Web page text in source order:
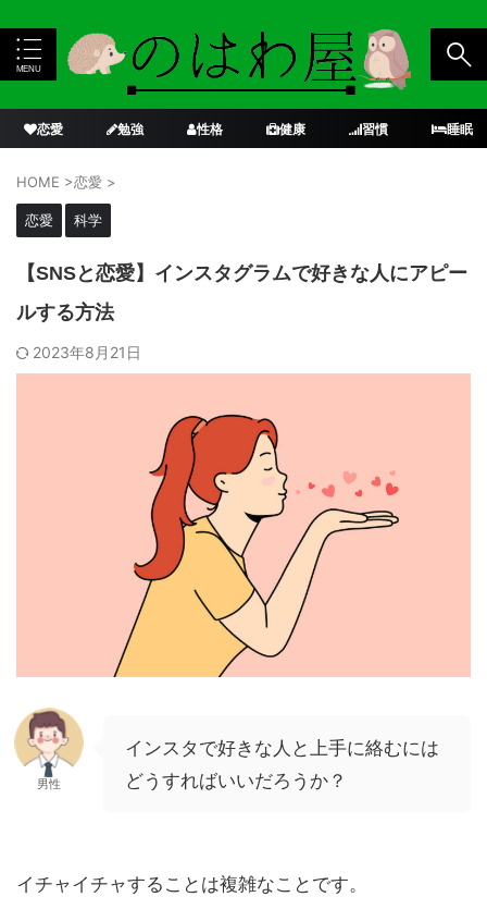
恋愛 勉強 性格 健康 習慣 睡眠
HOME >恋愛 >
恋愛 科学
【SNSと恋愛】インスタグラムで好きな人にアピー
ルする方法
2023年8月21日
男性
インスタで好きな人と上手に絡むには
どうすればいいだろうか？
イチャイチャすることは複雑なことです。